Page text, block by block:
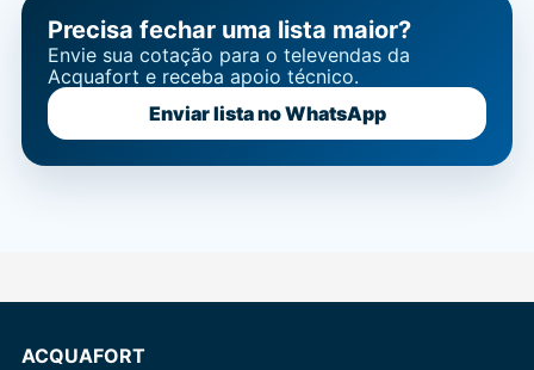
Precisa fechar uma lista maior?
Envie sua cotação para o televendas da
Acquafort e receba apoio técnico.
Enviar lista no WhatsApp
ACQUAFORT